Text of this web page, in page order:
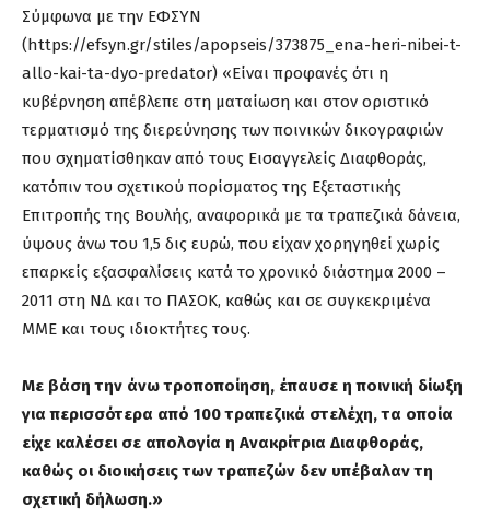
Σύμφωνα με την ΕΦΣΥΝ
(https://efsyn.gr/stiles/apopseis/373875_ena-heri-nibei-t-
allo-kai-ta-dyo-predator) «Είναι προφανές ότι η
κυβέρνηση απέβλεπε στη ματαίωση και στον οριστικό
τερματισμό της διερεύνησης των ποινικών δικογραφιών
που σχηματίσθηκαν από τους Εισαγγελείς Διαφθοράς,
κατόπιν του σχετικού πορίσματος της Εξεταστικής
Επιτροπής της Βουλής, αναφορικά με τα τραπεζικά δάνεια,
ύψους άνω του 1,5 δις ευρώ, που είχαν χορηγηθεί χωρίς
επαρκείς εξασφαλίσεις κατά το χρονικό διάστημα 2000 –
2011 στη ΝΔ και το ΠΑΣΟΚ, καθώς και σε συγκεκριμένα
ΜΜΕ και τους ιδιοκτήτες τους.
Με βάση την άνω τροποποίηση, έπαυσε η ποινική δίωξη
για περισσότερα από 100 τραπεζικά στελέχη, τα οποία
είχε καλέσει σε απολογία η Ανακρίτρια Διαφθοράς,
καθώς οι διοικήσεις των τραπεζών δεν υπέβαλαν τη
σχετική δήλωση.»